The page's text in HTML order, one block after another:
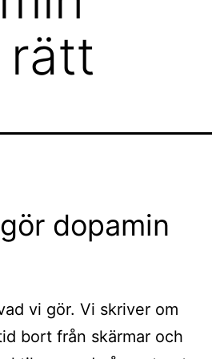
dopamin
vi gör. Vi skriver om
bort från skärmar och